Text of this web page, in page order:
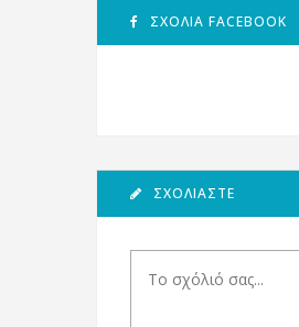
ΣΧΌΛΙΑ FACEBOOK
ΣΧΟΛΙΆΣΤΕ